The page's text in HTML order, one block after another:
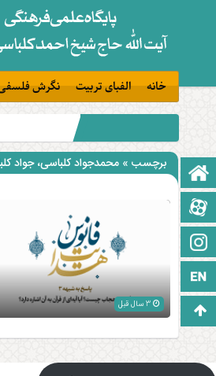
خانه الفبای تربیت نگرش
صفحه نخست
آپارات
زبان انگلیسی
برو بالا
برچسب » محمدجواد کلباسی، جواد